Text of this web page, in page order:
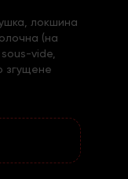
локшина
(на
vide,
згущене